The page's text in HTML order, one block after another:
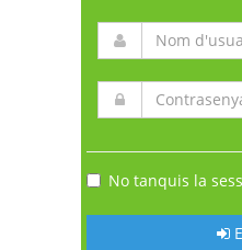
No tanquis la